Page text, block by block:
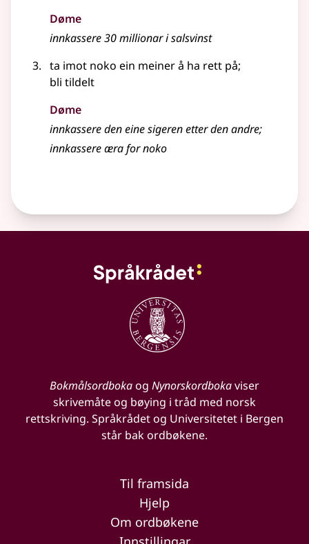
Døme
innkassere 30 millionar i salsvinst
ta imot noko ein meiner å ha rett på;
bli tildelt
Døme
innkassere den eine sigeren etter den andre;
innkassere æra for noko
Bokmålsordbokaog Nynorskordbokaviser
skrivemåte og bøying i tråd med norsk
rettskriving. Språkrådet og Universitetet i Bergen
står bak ordbøkene.
Til framsida
Hjelp
Om ordbøkene